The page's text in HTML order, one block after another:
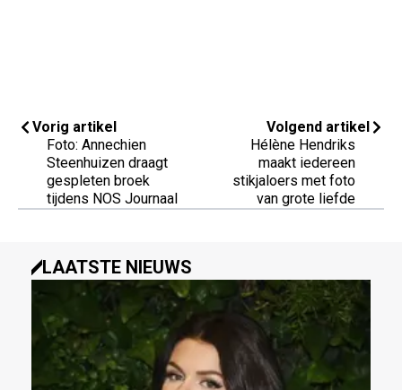
Vorig artikel
Foto: Annechien
Steenhuizen draagt
gespleten broek
tijdens NOS Journaal
Volgend artikel
Hélène Hendriks
maakt iedereen
stikjaloers met foto
van grote liefde
LAATSTE NIEUWS